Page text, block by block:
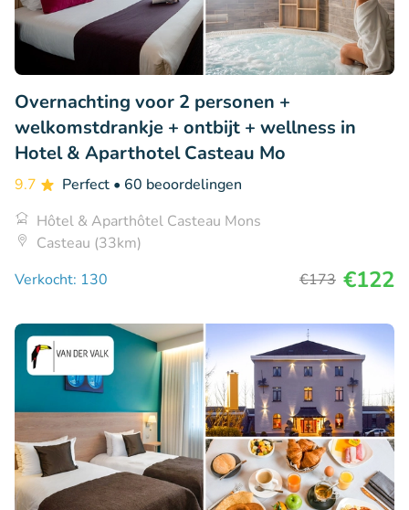
Overnachting voor 2 personen +
welkomstdrankje + ontbijt + wellness in
Hotel & Aparthotel Casteau Mo
9.7 Perfect • 60 beoordelingen
Hôtel & Aparthôtel Casteau Mons
Casteau (33km)
Verkocht: 130
€173 €122